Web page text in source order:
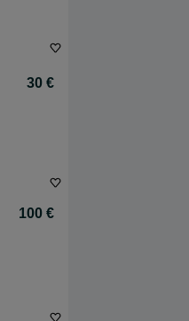
30 €
100 €